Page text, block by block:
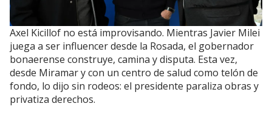
Axel Kicillof no está improvisando. Mientras Javier Milei
juega a ser influencer desde la Rosada, el gobernador
bonaerense construye, camina y disputa. Esta vez,
desde Miramar y con un centro de salud como telón de
fondo, lo dijo sin rodeos: el presidente paraliza obras y
privatiza derechos.